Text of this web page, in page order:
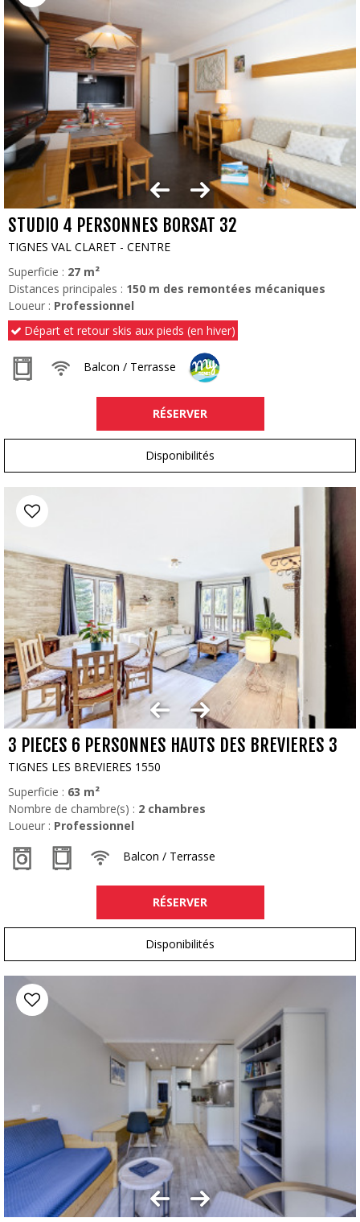
STUDIO 4 PERSONNES BORSAT 32
TIGNES VAL CLARET - CENTRE
Superficie : 27 m²
Distances principales : 150 m des remontées mécaniques
Loueur : Professionnel
Départ et retour skis aux pieds (en hiver)
Balcon / Terrasse
RÉSERVER
Disponibilités
3 PIECES 6 PERSONNES HAUTS DES BREVIERES 3
TIGNES LES BREVIERES 1550
Superficie : 63 m²
Nombre de chambre(s) : 2 chambres
Loueur : Professionnel
Balcon / Terrasse
RÉSERVER
Disponibilités